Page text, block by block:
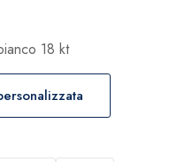
18 kt